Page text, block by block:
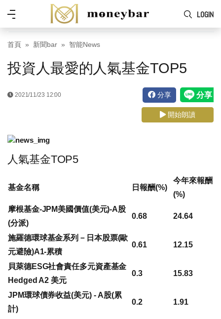
Skip to main content
LOGIN
功
能
表
首頁 新聞bar 智能News
投資人最愛的人氣基金TOP5
2021/11/23 12:00 分享
開始朗讀
人氣基金TOP5
基金名稱 日報酬(%)
今年來報酬
(%)
摩根基金-JPM美國價值(美元)-A股
(分派)
0.68 24.64
施羅德環球基金系列－日本股票(歐
元避險)A1-累積
0.61 12.15
貝萊德ESG社會責任多元資產基金
Hedged A2 美元
0.3 15.83
JPM環球債券收益(美元) - A股(累
計)
0.2 1.91